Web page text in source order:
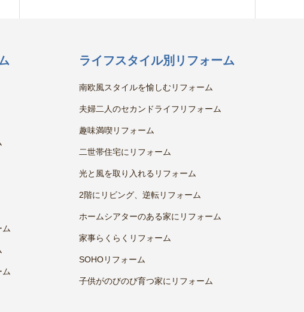
ム
ム
ライフスタイル別リフォーム
南欧風スタイルを愉しむリフォーム
夫婦二人のセカンドライフリフォーム
趣味満喫リフォーム
二世帯住宅にリフォーム
光と風を取り入れるリフォーム
2階にリビング、逆転リフォーム
ホームシアターのある家にリフォーム
家事らくらくリフォーム
SOHOリフォーム
子供がのびのび育つ家にリフォーム